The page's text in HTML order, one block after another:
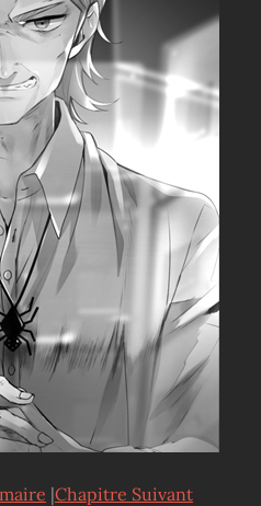
|Chapitre Suivant